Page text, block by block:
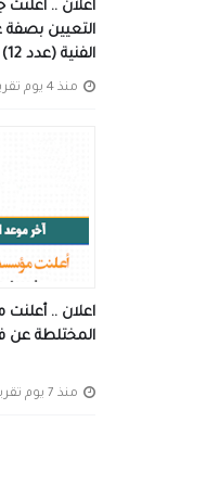
اعلان ..
التعيين
الفنية (عدد 12)
منذ 4 يوم تقريبا
اعلان .. أعلنت
المختلطة عن
منذ 7 يوم تقريبا